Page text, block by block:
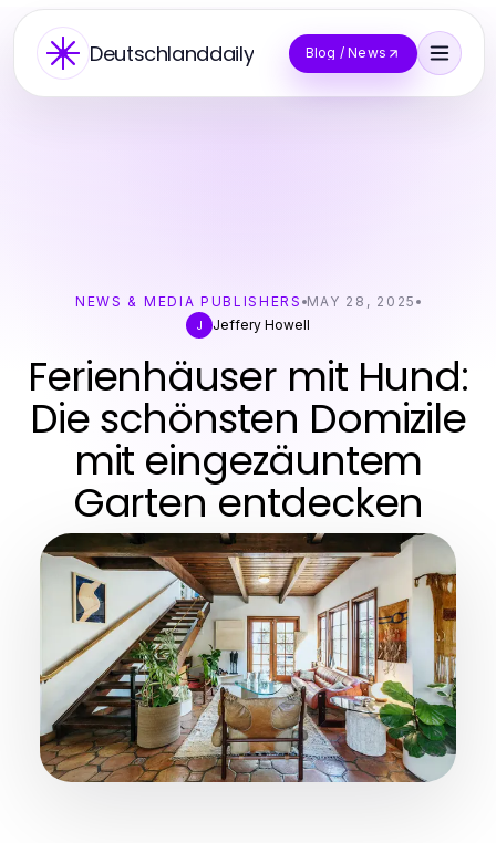
Deutschlanddaily Blog / News
NEWS & MEDIA PUBLISHERS MAY 28, 2025
J
Jeffery Howell
Ferienhäuser mit Hund:
Die schönsten Domizile
mit eingezäuntem
Garten entdecken